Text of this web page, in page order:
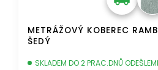
METRÁŽOVÝ KOBEREC
ŠEDÝ
SKLADEM DO 2 PRAC.DNŮ